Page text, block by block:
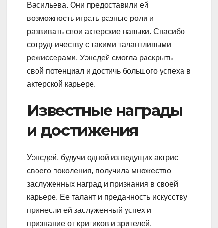
Васильева. Они предоставили ей
возможность играть разные роли и
развивать свои актерские навыки. Спасибо
сотрудничеству с такими талантливыми
режиссерами, Уэнсдей смогла раскрыть
свой потенциал и достичь большого успеха в
актерской карьере.
Известные награды
и достижения
Уэнсдей, будучи одной из ведущих актрис
своего поколения, получила множество
заслуженных наград и признания в своей
карьере. Ее талант и преданность искусству
принесли ей заслуженный успех и
признание от критиков и зрителей.